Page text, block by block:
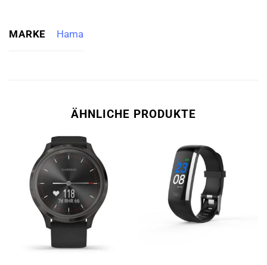
MARKE Hama
ÄHNLICHE PRODUKTE